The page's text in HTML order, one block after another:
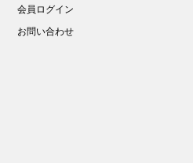
会員ログイン
お問い合わせ